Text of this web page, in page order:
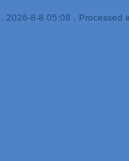
2026-8-8 05:08 , Processed